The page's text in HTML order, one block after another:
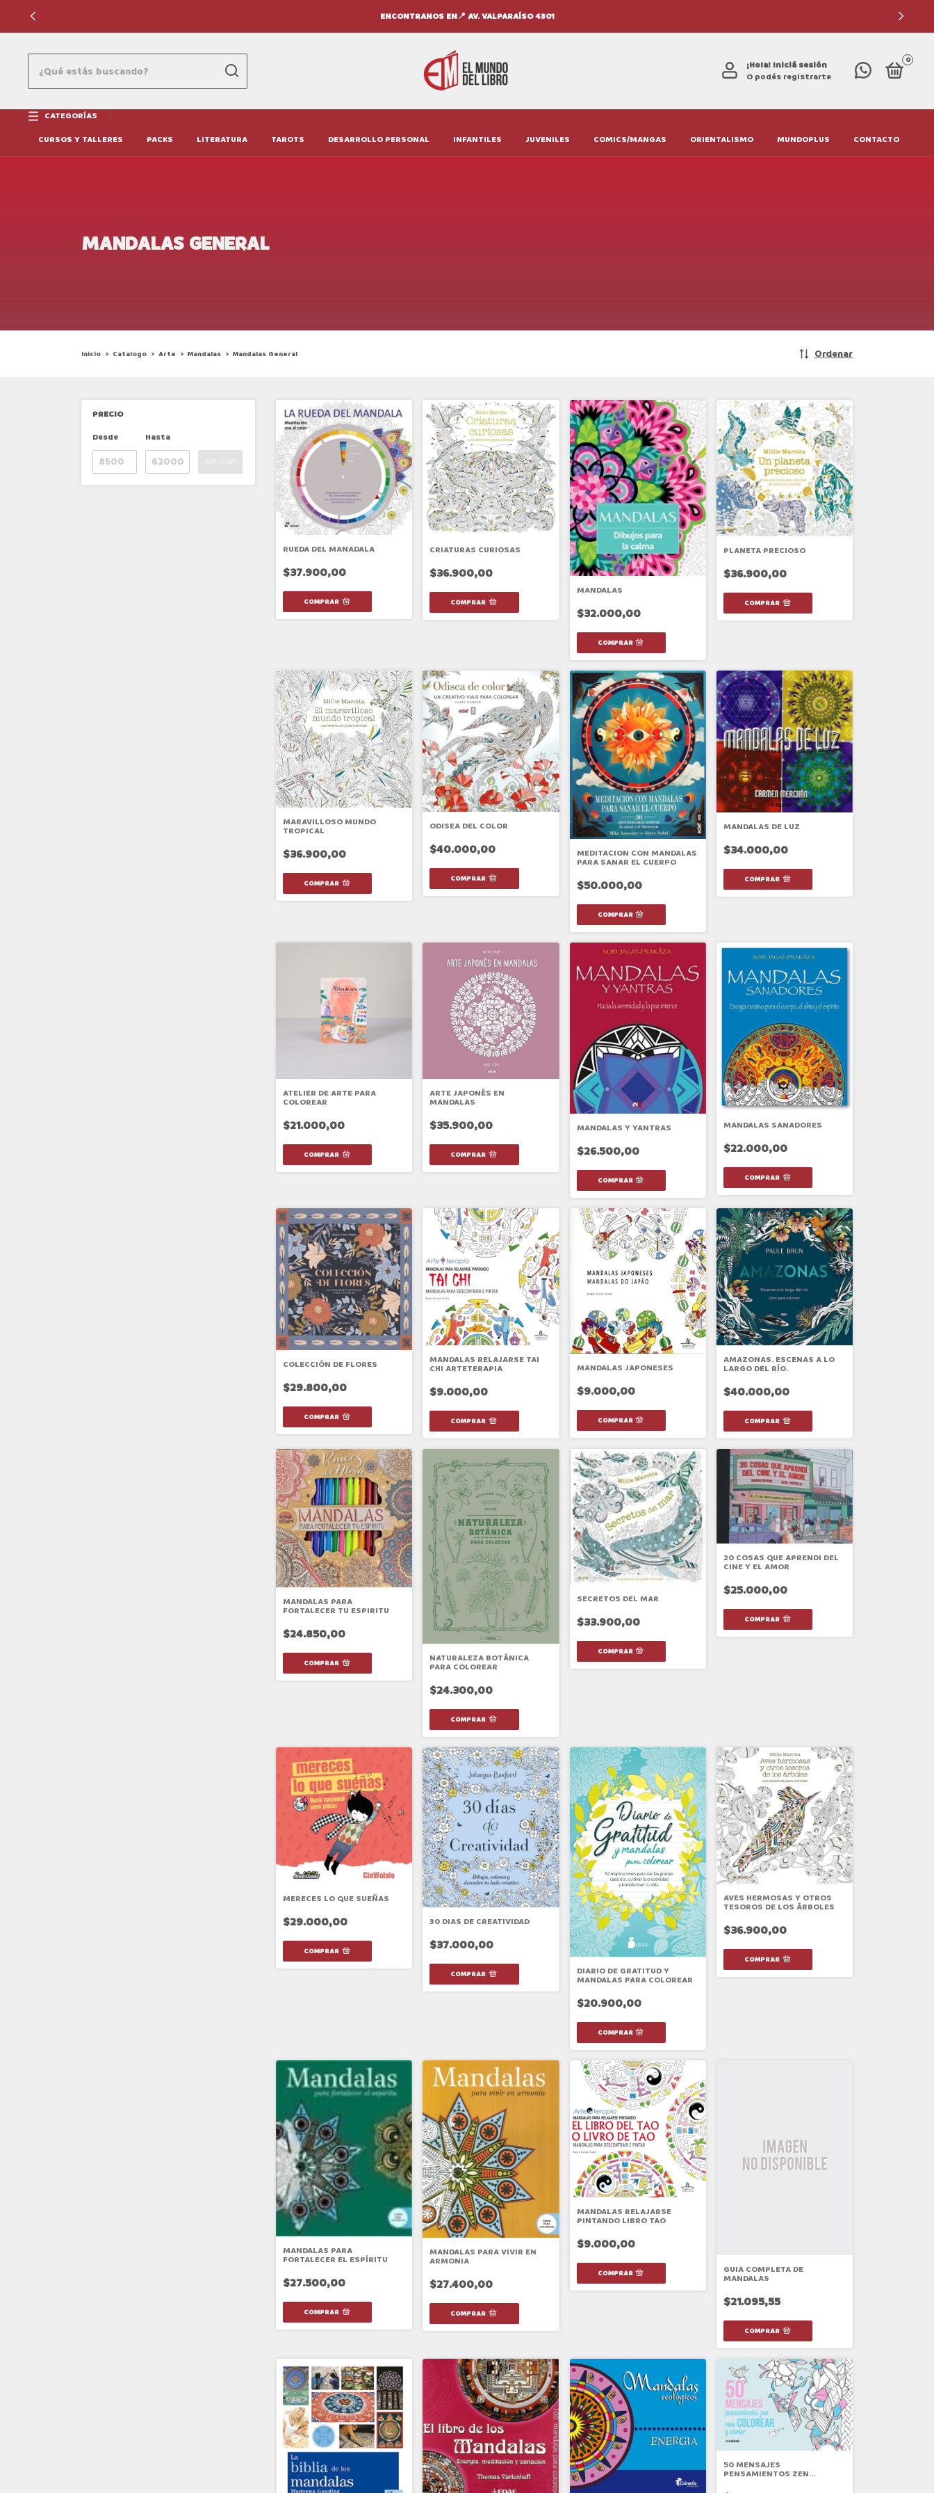
ENCONTRANOS EN📍 AV. VALPARAÍSO 4301
¡Hola! Iniciá sesión
O podés registrarte
0
CATEGORÍAS
CURSOS Y TALLERES
PACKS LITERATURA TAROTS DESARROLLO PERSONAL INFANTILES JUVENILES COMICS/MANGAS ORIENTALISMO MUNDOPLUS CONTACTO
MANDALAS GENERAL
Inicio > Catalogo > Arte > Mandalas > Mandalas General Ordenar
PRECIO
Desde
Hasta
RUEDA DEL MANADALA
$37.900,00
CRIATURAS CURIOSAS
$36.900,00
MANDALAS
$32.000,00
PLANETA PRECIOSO
$36.900,00
MARAVILLOSO MUNDO
TROPICAL
$36.900,00
ODISEA DEL COLOR
$40.000,00 MEDITACION CON MANDALAS
PARA SANAR EL CUERPO
$50.000,00
MANDALAS DE LUZ
$34.000,00
ATELIER DE ARTE PARA
COLOREAR
$21.000,00
ARTE JAPONÉS EN
MANDALAS
$35.900,00 MANDALAS Y YANTRAS
$26.500,00
MANDALAS SANADORES
$22.000,00
COLECCIÓN DE FLORES
$29.800,00
MANDALAS RELAJARSE TAI
CHI ARTETERAPIA
$9.000,00
MANDALAS JAPONESES
$9.000,00
AMAZONAS. ESCENAS A LO
LARGO DEL RÍO.
$40.000,00
MANDALAS PARA
FORTALECER TU ESPIRITU
$24.850,00
NATURALEZA BOTÁNICA
PARA COLOREAR
$24.300,00
SECRETOS DEL MAR
$33.900,00
20 COSAS QUE APRENDI DEL
CINE Y EL AMOR
$25.000,00
MERECES LO QUE SUEÑAS
$29.000,00 30 DIAS DE CREATIVIDAD
$37.000,00
DIARIO DE GRATITUD Y
MANDALAS PARA COLOREAR
$20.900,00
AVES HERMOSAS Y OTROS
TESOROS DE LOS ÁRBOLES
$36.900,00
MANDALAS PARA
FORTALECER EL ESPÍRITU
$27.500,00
MANDALAS PARA VIVIR EN
ARMONIA
$27.400,00
MANDALAS RELAJARSE
PINTANDO LIBRO TAO
$9.000,00
GUIA COMPLETA DE
MANDALAS
$21.095,55
50 MENSAJES
PENSAMIENTOS ZEN